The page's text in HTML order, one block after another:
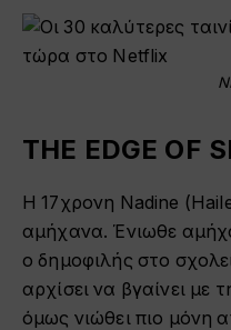
THE EDGE OF
Η 17χρονη Nadine
αμήχανα. Ένιωθε
ο δημοφιλής στο
αρχίσει να βγαίνει με
όμως νιώθει πιο μόνη